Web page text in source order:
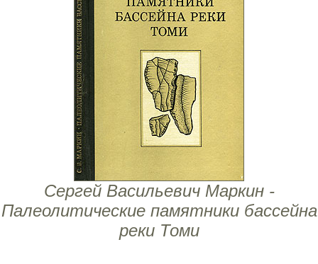
Сергей Васильевич Маркин -
Палеолитические памятники бассейна
реки Томи